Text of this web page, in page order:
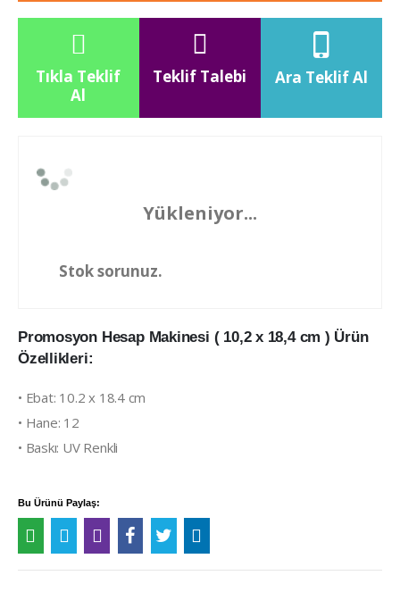
Tıkla Teklif
Al
Teklif Talebi Ara Teklif Al
Yükleniyor...
Stok sorunuz.
Promosyon Hesap Makinesi ( 10,2 x 18,4 cm ) Ürün
Özellikleri:
• Ebat: 10.2 x 18.4 cm
• Hane: 12
• Baskı: UV Renkli
Bu Ürünü Paylaş: